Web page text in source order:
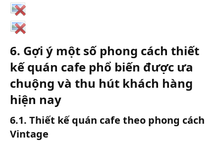
6. Gợi ý một số phong cách thiết
kế quán cafe phổ biến được ưa
chuộng và thu hút khách hàng
hiện nay​
6.1. Thiết kế quán cafe theo phong cách
Vintage​